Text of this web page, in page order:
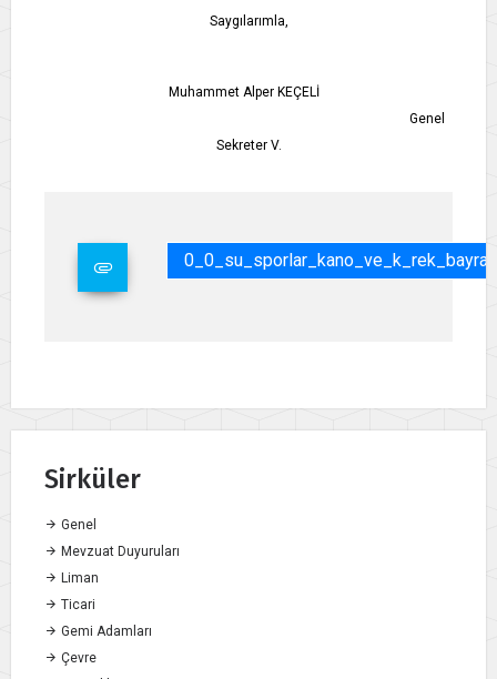
Saygılarımla,
Muhammet Alper KEÇELİ
Genel
Sekreter V.
Sirküler
Genel
Mevzuat Duyuruları
Liman
Ticari
Gemi Adamları
Çevre